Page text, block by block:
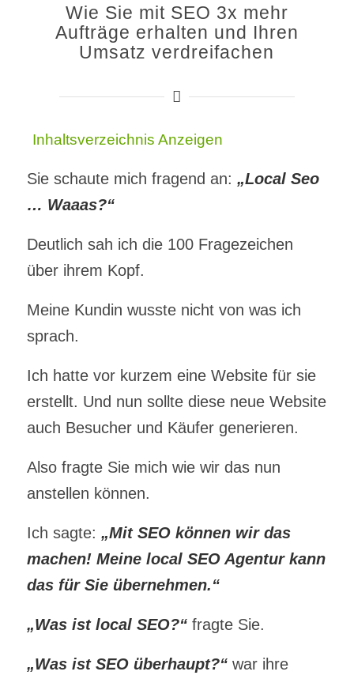
Wie Sie mit SEO 3x mehr
Aufträge erhalten und Ihren
Umsatz verdreifachen
Inhaltsverzeichnis Anzeigen
Sie schaute mich fragend an: „Local Seo
… Waaas?“
Deutlich sah ich die 100 Fragezeichen
über ihrem Kopf.
Meine Kundin wusste nicht von was ich
sprach.
Ich hatte vor kurzem eine Website für sie
erstellt. Und nun sollte diese neue Website
auch Besucher und Käufer generieren.
Also fragte Sie mich wie wir das nun
anstellen können.
Ich sagte: „Mit SEO können wir das
machen! Meine local SEO Agentur kann
das für Sie übernehmen.“
„Was ist local SEO?“fragte Sie.
„Was ist SEO überhaupt?“war ihre